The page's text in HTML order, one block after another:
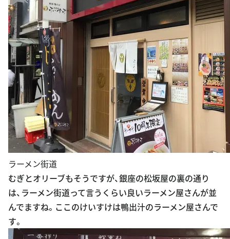
ラーメン街道
むぎとオリーブもそうですが、銀座の松坂屋の裏の通り
は、ラーメン街道って言うくらい良いラーメン屋さんが並
んでますね。ここのけいすけは鴨出汁のラーメン屋さんで
す。